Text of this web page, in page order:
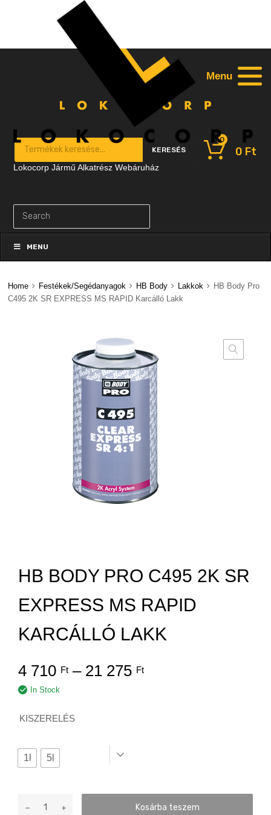
Products search
KERESÉS 0 Ft
0
to
contentMENU
Home Festékek/Segédanyagok HB Body Lakkok
HB Body Pro
C495 2K SR EXPRESS MS RAPID Karcálló Lakk
HB BODY PRO C495 2K SR
EXPRESS MS RAPID
KARCÁLLÓ LAKK
4 710 Ft – 21 275 Ft
In Stock
KISZERELÉS
1l 5l
Kosárba teszem
Lokocorp Jármű Alkatrész Webáruház
Menu